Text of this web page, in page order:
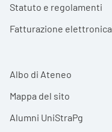
Statuto e regolamenti
Fatturazione elettronica
Albo di Ateneo
Mappa del sito
Alumni UniStraPg